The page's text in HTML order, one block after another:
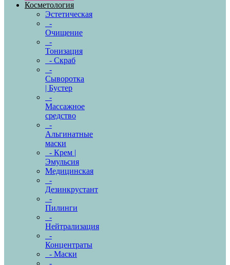
Косметология
Эстетическая
-
Очищение
-
Тонизация
- Скраб
-
Сыворотка
| Бустер
-
Массажное
средство
-
Альгинатные
маски
- Крем |
Эмульсия
Медицинская
-
Дезинкрустант
-
Пилинги
-
Нейтрализация
-
Концентраты
- Маски
-